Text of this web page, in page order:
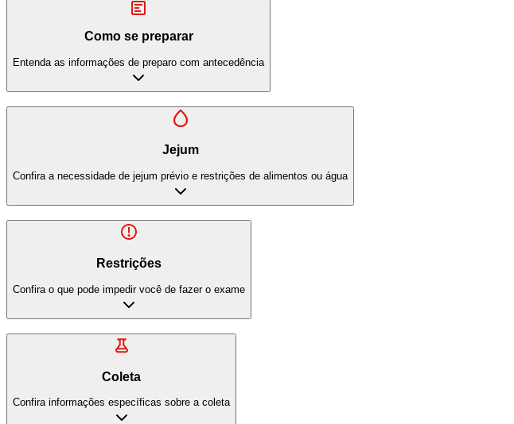
Como se preparar
Entenda as informações de preparo com antecedência
Jejum
Confira a necessidade de jejum prévio e restrições de alimentos ou água
Restrições
Confira o que pode impedir você de fazer o exame
Coleta
Confira informações específicas sobre a coleta